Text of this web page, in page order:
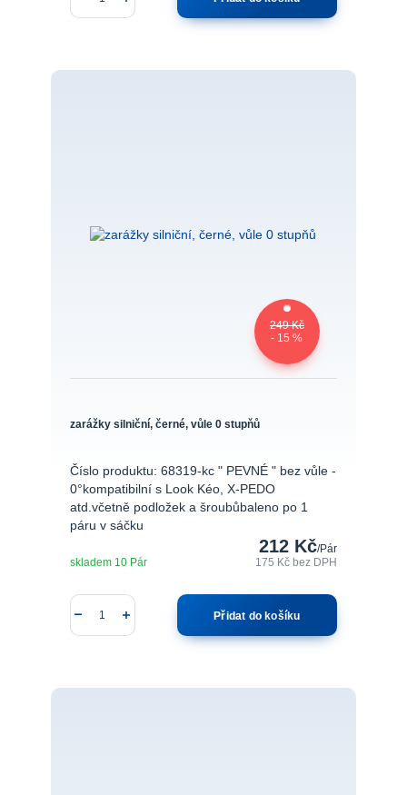
249 Kč
- 15 %
zarážky silniční, černé, vůle 0 stupňů
Číslo produktu: 68319-kc " PEVNÉ " bez vůle -
0°kompatibilní s Look Kéo, X-PEDO
atd.včetně podložek a šroubůbaleno po 1
páru v sáčku
212 Kč/Pár
175 Kčbez DPH
skladem 10 Pár
Přidat do košíku